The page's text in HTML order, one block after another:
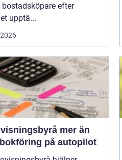
bostadsköpare efter
upptä...
mer än
på autopilot